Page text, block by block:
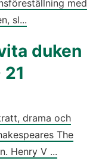
med
sl...
duken
drama och
The
Henry V ...